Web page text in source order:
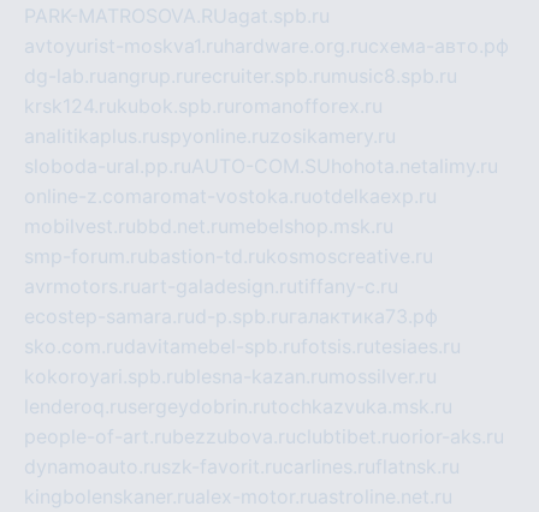
PARK-MATROSOVA.RUagat.spb.ru
avtoyurist-moskva1.ru hardware.org.ruсхема-авто.рф
dg-lab.ruangrup.ru recruiter.spb.ru music8.spb.ru
krsk124.rukubok.spb.ru romanofforex.ru
analitikaplus.ruspyonline.ruzosikamery.ru
sloboda-ural.pp.ruAUTO-COM.SU hohota.net alimy.ru
online-z.comaromat-vostoka.ruotdelkaexp.ru
mobilvest.rubbd.net.ru mebelshop.msk.ru
smp-forum.rubastion-td.rukosmoscreative.ru
avrmotors.ruart-galadesign.rutiffany-c.ru
ecostep-samara.rud-p.spb.ru галактика73.рф
sko.com.rudavitamebel-spb.rufotsis.rutesiaes.ru
kokoroyari.spb.rublesna-kazan.ru mossilver.ru
lenderoq.rusergeydobrin.rutochkazvuka.msk.ru
people-of-art.rubezzubova.ruclubtibet.ruorior-aks.ru
dynamoauto.ruszk-favorit.rucarlines.ruflatnsk.ru
kingbolenskaner.rualex-motor.ruastroline.net.ru